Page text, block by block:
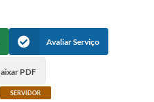
dos Usuários dos
Avaliar Serviço
PDF
SERVIDOR